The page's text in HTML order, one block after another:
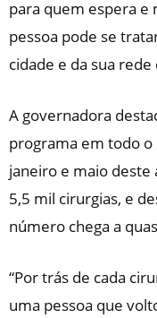
para quem espera e
pessoa pode se
cidade e da sua
A governadora
programa em todo o
janeiro e maio deste
5,5 mil cirurgias, e
número chega a
“Por trás de cada
uma pessoa que